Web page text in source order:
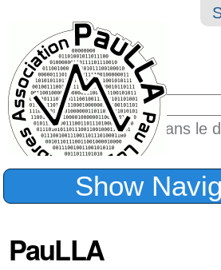
Chercher par
Seulement dans le
Recherche
Show
PauLLA